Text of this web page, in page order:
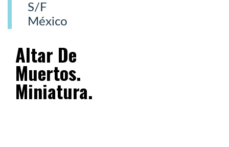
S/F
México
Altar De
Muertos.
Miniatura.